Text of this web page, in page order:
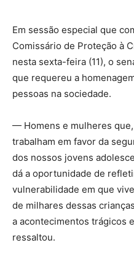
Em sessão especial que
Comissário de Proteção à
nesta sexta-feira (11), o
que requereu a
pessoas na sociedade.
— Homens e mulheres
trabalham em favor da
dos nossos jovens
dá a oportunidade de
vulnerabilidade em que
de milhares dessas
a acontecimentos trágicos
ressaltou.